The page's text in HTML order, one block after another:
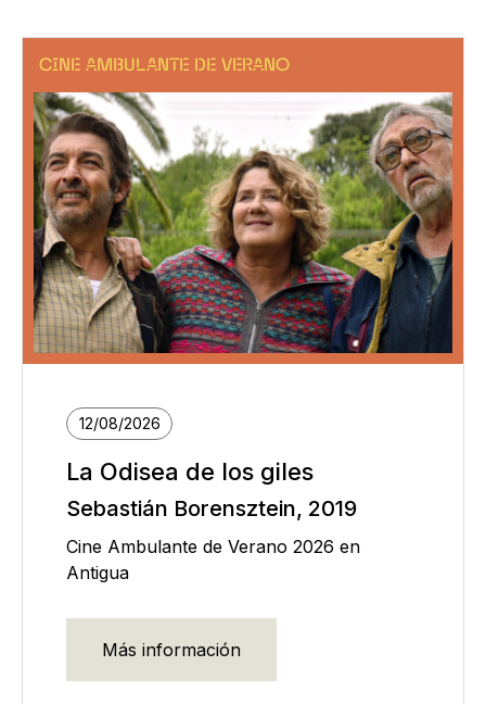
CINE AMBULANTE DE VERANO
12/08/2026
La Odisea de los giles
Sebastián Borensztein, 2019
Cine Ambulante de Verano 2026 en
Antigua
Más información